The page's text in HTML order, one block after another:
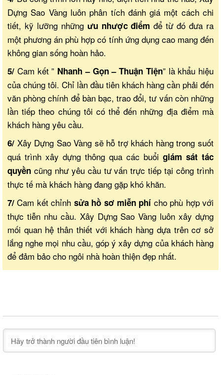
Dựng Sao Vàng luôn phân tích đánh giá một cách chi
tiết, kỹ lưỡng những ưu nhược điểm để từ đó đưa ra
một phương án phù hợp có tính ứng dụng cao mang đến
không gian sống hoàn hảo.
5/ Cam kết ” Nhanh – Gọn – Thuận Tiện” là khẩu hiệu
của chúng tôi. Chỉ lần đầu tiên khách hàng cần phải đến
văn phòng chính để bàn bạc, trao đổi, tư vấn còn những
lần tiếp theo chúng tôi có thể đến những địa điểm mà
khách hàng yêu cầu.
6/ Xây Dựng Sao Vàng sẽ hỗ trợ khách hàng trong suốt
quá trình xây dựng thông qua các buổi giám sát tác
quyền cũng như yêu cầu tư vấn trực tiếp tại công trình
thực tế mà khách hàng đang gặp khó khăn.
7/ Cam kết chỉnh sửa hồ sơ miễn phí cho phù hợp với
thực tiễn nhu cầu. Xây Dựng Sao Vàng luôn xây dựng
mối quan hệ thân thiết với khách hàng dựa trên cơ sở
lắng nghe mọi nhu cầu, góp ý xây dựng của khách hàng
để đảm bảo cho ngôi nhà hoàn thiện đẹp nhất.